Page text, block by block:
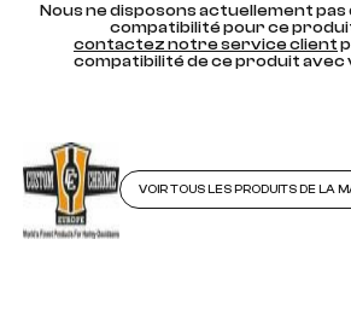
Nous ne disposons actuellement
compatibilité pour ce
contactez notre service client
compatibilité de ce produit avec
VOIR TOUS LES PRODUITS DE LA